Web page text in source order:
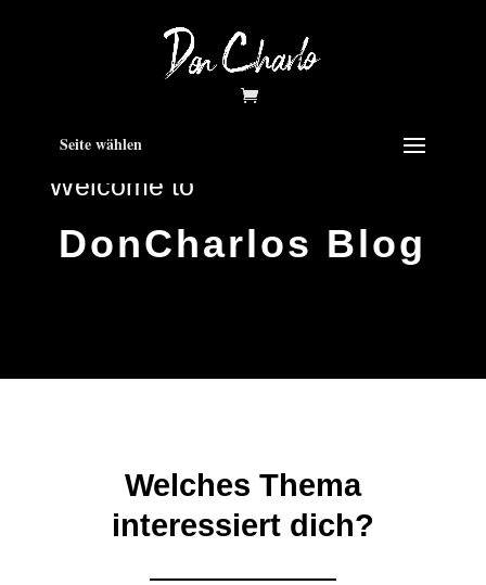
Seite wählen
Welcome to
DonCharlos Blog
Welches Thema
interessiert dich?